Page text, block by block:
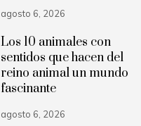
agosto 6, 2026
Los 10 animales con
sentidos que hacen del
reino animal un mundo
fascinante
agosto 6, 2026